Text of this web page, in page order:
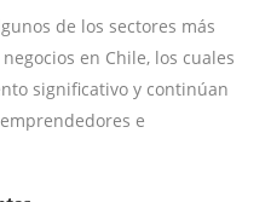
de los sectores más
en Chile, los cuales
significativo y continúan
e